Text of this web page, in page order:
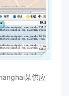
某供应